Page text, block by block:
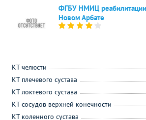
ФГБУ НМИЦ реабилитации
Новом Арбате
КТ челюсти
КТ плечевого сустава
КТ локтевого сустава
КТ сосудов верхней конечности
КТ коленного сустава